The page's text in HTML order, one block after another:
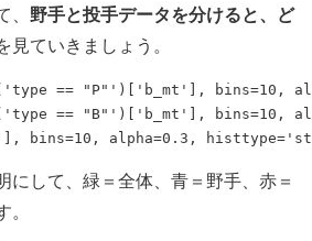
野手と投手データを分けると、ど
見ていきましょう。
== "P"')['b_mt'], bins=10,
== "B"')['b_mt'], bins=10,
にして、緑＝全体、青＝野手、赤＝